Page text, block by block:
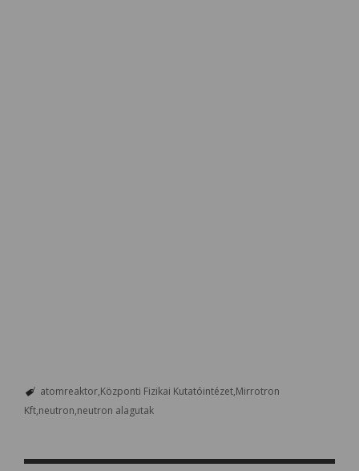
atomreaktor Központi Fizikai Kutatóintézet Mirrotron
Kft neutron neutron alagutak